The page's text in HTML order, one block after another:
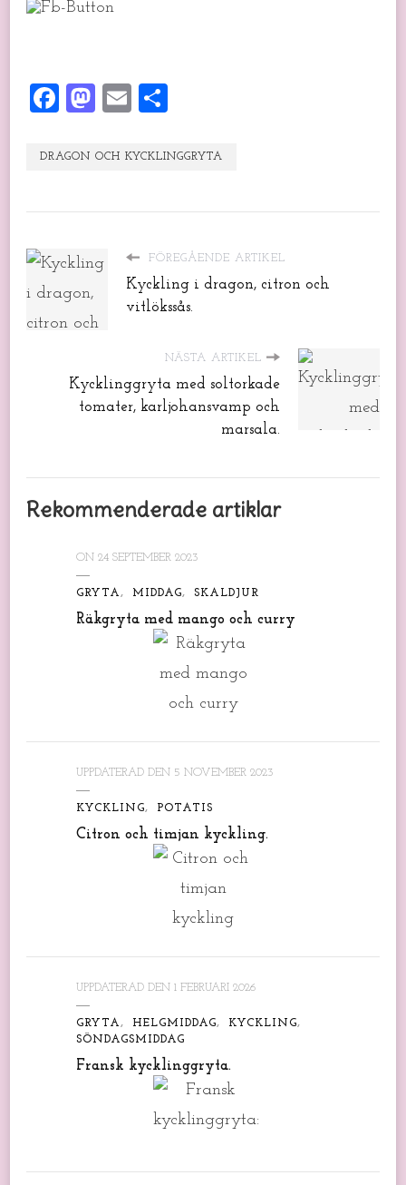
Facebook
Mastodon
Email
DRAGON OCH KYCKLINGGRYTA
FÖREGÅENDE ARTIKEL
Kyckling i dragon, citron och
vitlökssås.
NÄSTA ARTIKEL
Kycklinggryta med soltorkade
tomater, karljohansvamp och
marsala.
Rekommenderade artiklar
ON 24 SEPTEMBER 2023
GRYTA MIDDAG SKALDJUR
Räkgryta med mango och curry
UPPDATERAD DEN 5 NOVEMBER 2023
KYCKLING POTATIS
Citron och timjan kyckling.
UPPDATERAD DEN 1 FEBRUARI 2026
GRYTA HELGMIDDAG
KYCKLING
SÖNDAGSMIDDAG
Fransk kycklinggryta.